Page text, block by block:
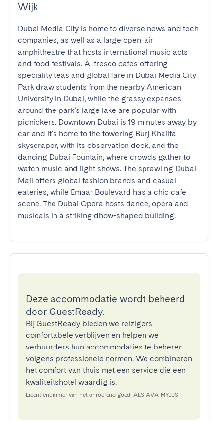
Wijk
Dubai Media City is home to diverse news and tech
companies, as well as a large open-air
amphitheatre that hosts international music acts
and food festivals. Al fresco cafes offering
speciality teas and global fare in Dubai Media City
Park draw students from the nearby American
University in Dubai, while the grassy expanses
around the park’s large lake are popular with
picnickers. Downtown Dubai is 19 minutes away by
car and it's home to the towering Burj Khalifa
skyscraper, with its observation deck, and the
dancing Dubai Fountain, where crowds gather to
watch music and light shows. The sprawling Dubai
Mall offers global fashion brands and casual
eateries, while Emaar Boulevard has a chic cafe
scene. The Dubai Opera hosts dance, opera and
musicals in a striking dhow-shaped building.
Deze accommodatie wordt beheerd
door GuestReady.
Bij GuestReady bieden we reizigers
comfortabele verblijven en helpen we
verhuurders hun accommodaties te beheren
volgens professionele normen. We combineren
het comfort van thuis met een service die een
kwaliteitshotel waardig is.
Licentienummer van het onroerend goed: ALS-AVA-MYJJS